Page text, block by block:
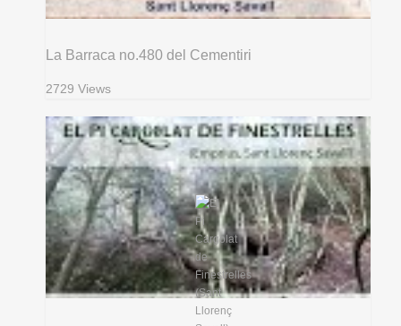
La Barraca no.480 del Cementiri
2729 Views